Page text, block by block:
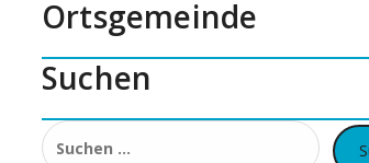
Ortsgemeinde
Suchen
Suchen
nach: